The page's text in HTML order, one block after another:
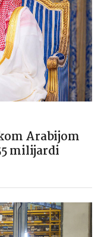
Arabijom
milijardi